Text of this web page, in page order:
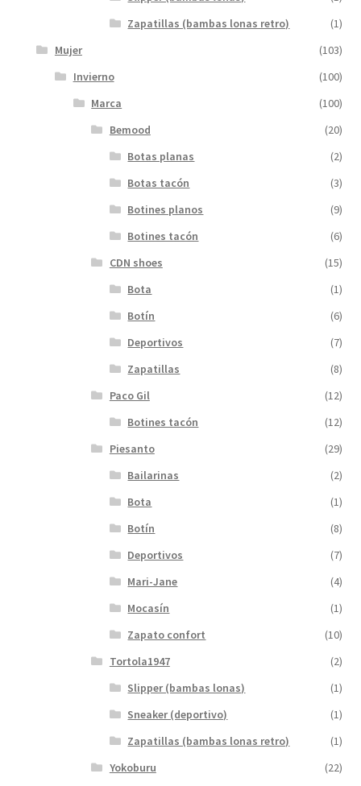
Zapatillas (bambas lonas retro)
(1)
Mujer
(103)
Invierno
(100)
Marca
(100)
Bemood
(20)
Botas planas
(2)
Botas tacón
(3)
Botines planos
(9)
Botines tacón
(6)
CDN shoes
(15)
Bota
(1)
Botín
(6)
Deportivos
(7)
Zapatillas
(8)
Paco Gil
(12)
Botines tacón
(12)
Piesanto
(29)
Bailarinas
(2)
Bota
(1)
Botín
(8)
Deportivos
(7)
Mari-Jane
(4)
Mocasín
(1)
Zapato confort
(10)
Tortola1947
(2)
Slipper (bambas lonas)
(1)
Sneaker (deportivo)
(1)
Zapatillas (bambas lonas retro)
(1)
Yokoburu
(22)